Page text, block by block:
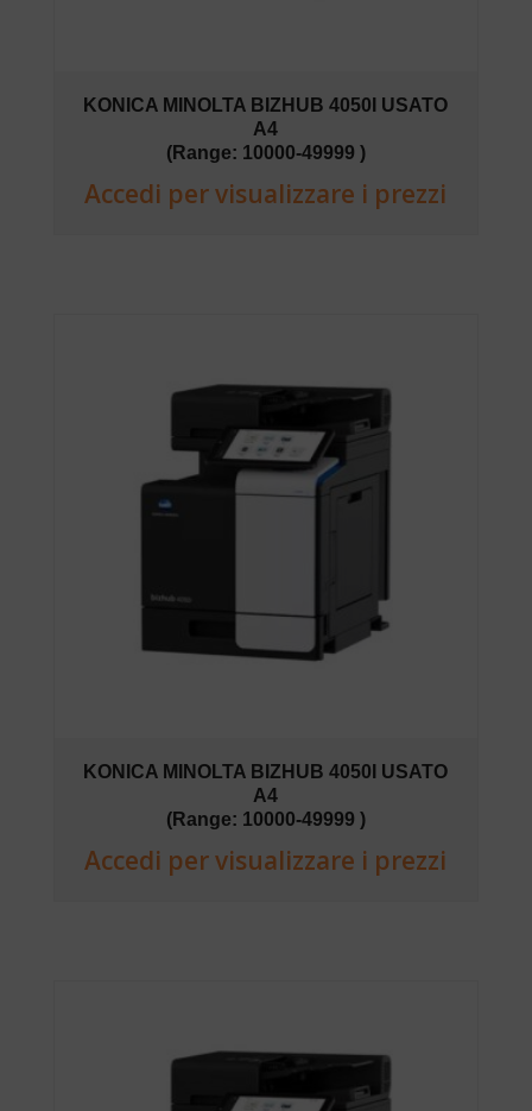
KONICA MINOLTA BIZHUB 4050I USATO
A4
(Range: 10000-49999 )
Accedi per visualizzare i prezzi
KONICA MINOLTA BIZHUB 4050I USATO
A4
(Range: 10000-49999 )
Accedi per visualizzare i prezzi